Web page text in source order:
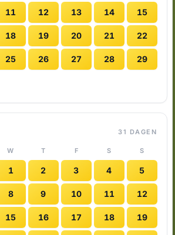
11 12 13 14 15
18 19 20 21 22
25 26 27 28 29
31 DAGEN
W T F S S
1 2 3 4 5
8 9 10 11 12
15 16 17 18 19